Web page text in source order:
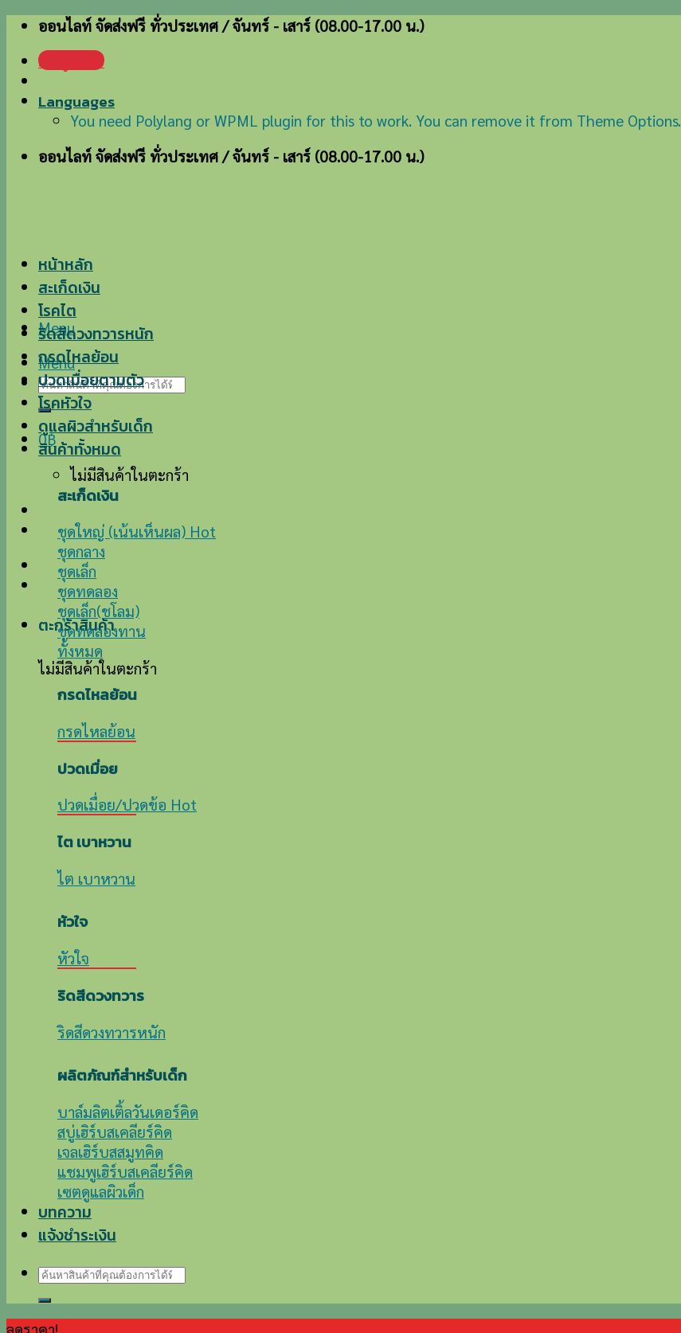
Skip
content
ออนไลท์ จัดส่งฟรี ทั่วประเทศ / จันทร์ - เสาร์ (08.00-17.00 น.)
เข้าสู่ระบบ
Languages
You need Polylang or WPML plugin for this to work. You can remove it from Theme Options.
ออนไลท์ จัดส่งฟรี ทั่วประเทศ / จันทร์ - เสาร์ (08.00-17.00 น.)
Menu
Menu
ค้นหา:
0฿
ไม่มีสินค้าในตะกร้า
ตะกร้าสินค้า
ไม่มีสินค้าในตะกร้า
หน้าหลัก
สะเก็ดเงิน
โรคไต
ริดสีดวงทวารหนัก
กรดไหลย้อน
ปวดเมื่อยตามตัว
โรคหัวใจ
ดูแลผิวสำหรับเด็ก
สินค้าทั้งหมด
สะเก็ดเงิน
ชุดใหญ่ (เน้นเห็นผล)
ชุดกลาง
ชุดเล็ก
ชุดทดลอง
ชุดเล็ก(ชโลม)
ชุดทดลองทาน
ทั้งหมด
กรดไหลย้อน
กรดไหลย้อน
ปวดเมื่อย
ปวดเมื่อย/ปวดข้อ
ไต เบาหวาน
ไต เบาหวาน
หัวใจ
หัวใจ
ริดสีดวงทวาร
ริดสีดวงทวารหนัก
ผลิตภัณฑ์สำหรับเด็ก
บาล์มลิตเติ้ลวันเดอร์คิด
สบู่เฮิร์บสเคลียร์คิด
เจลเฮิร์บสสมูทคิด
แชมพูเฮิร์บสเคลียร์คิด
เซตดูแลผิวเด็ก
บทความ
แจ้งชำระเงิน
ค้นหา:
ลดราคา!